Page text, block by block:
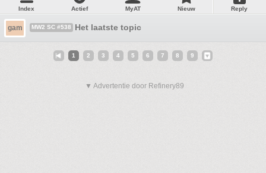
Index Actief MyAT Nieuw Reply
gam MW2 SC #538 Het laatste topic
1 2 3 4 5 6 7 8 9
▼ Advertentie door Refinery89